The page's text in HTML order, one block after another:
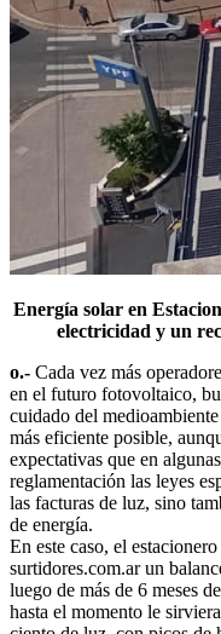
Energía solar en
electricidad y un
o.- Cada vez más
en el futuro fotovoltaico,
cuidado del
más eficiente posible,
expectativas que en
reglamentación las leyes
las facturas de luz, sino
de energía.
En este caso, el
surtidores.com.ar un
luego de más de 6 meses
hasta el momento le